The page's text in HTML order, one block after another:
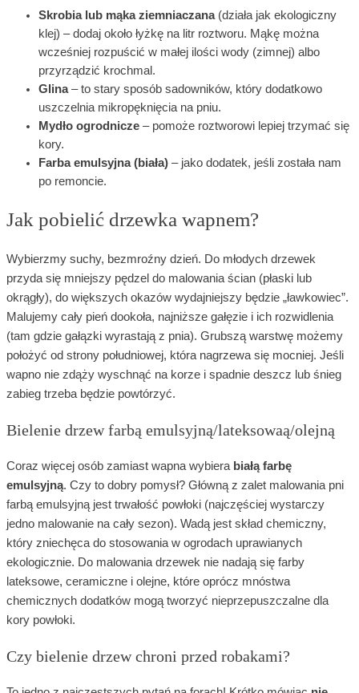
Skrobia lub mąka ziemniaczana (działa jak ekologiczny
klej) – dodaj około łyżkę na litr roztworu. Mąkę można
wcześniej rozpuścić w małej ilości wody (zimnej) albo
przyrządzić krochmal.
Glina– to stary sposób sadowników, który dodatkowo
uszczelnia mikropęknięcia na pniu.
Mydło ogrodnicze – pomoże roztworowi lepiej trzymać się
kory.
Farba emulsyjna (biała) – jako dodatek, jeśli została nam
po remoncie.
Jak pobielić drzewka wapnem?
Wybierzmy suchy, bezmroźny dzień. Do młodych drzewek
przyda się mniejszy pędzel do malowania ścian (płaski lub
okrągły), do większych okazów wydajniejszy będzie „ławkowiec”.
Malujemy cały pień dookoła, najniższe gałęzie i ich rozwidlenia
(tam gdzie gałązki wyrastają z pnia). Grubszą warstwę możemy
położyć od strony południowej, która nagrzewa się mocniej. Jeśli
wapno nie zdąży wyschnąć na korze i spadnie deszcz lub śnieg
zabieg trzeba będzie powtórzyć.
Bielenie drzew farbą emulsyjną/lateksowaą/olejną
Coraz więcej osób zamiast wapna wybiera białą farbę
emulsyjną. Czy to dobry pomysł? Główną z zalet malowania pni
farbą emulsyjną jest trwałość powłoki (najczęściej wystarczy
jedno malowanie na cały sezon). Wadą jest skład chemiczny,
który zniechęca do stosowania w ogrodach uprawianych
ekologicznie. Do malowania drzewek nie nadają się farby
lateksowe, ceramiczne i olejne, które oprócz mnóstwa
chemicznych dodatków mogą tworzyć nieprzepuszczalne dla
kory powłoki.
Czy bielenie drzew chroni przed robakami?